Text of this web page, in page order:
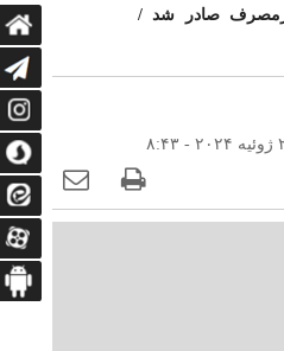
تجاری ایران و پاکستان با
رسیده است
ایرانی در بندر کراچی
صادر شد /